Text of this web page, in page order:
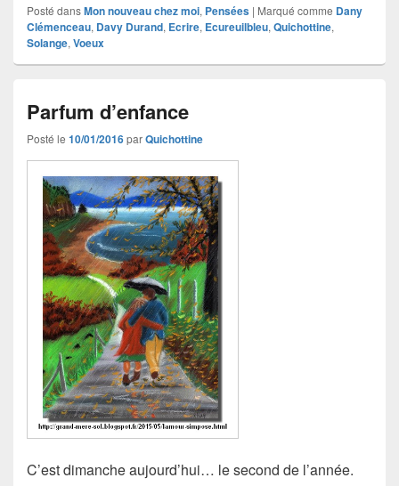
Posté dansMon nouveau chez moi, Pensées | Marqué comme Dany
Clémenceau, Davy Durand, Ecrire, Ecureuilbleu, Quichottine,
Solange, Voeux
Parfum d’enfance
Posté le 10/01/2016parQuichottine
C’est dimanche aujourd’hui… le second de l’année.